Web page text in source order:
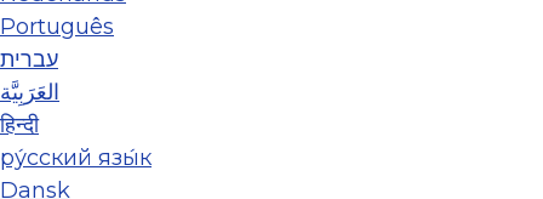
Português
עברית
العَرَبِيَّة
हिन्दी
ру́сский язы́к
Dansk